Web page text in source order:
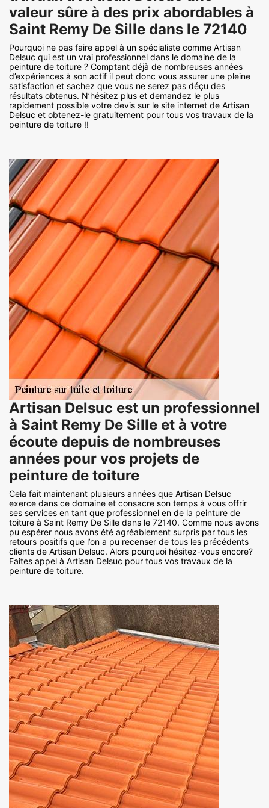
valeur sûre à des prix abordables à
Saint Remy De Sille dans le 72140
Pourquoi ne pas faire appel à un spécialiste comme Artisan
Delsuc qui est un vrai professionnel dans le domaine de la
peinture de toiture ? Comptant déjà de nombreuses années
d’expériences à son actif il peut donc vous assurer une pleine
satisfaction et sachez que vous ne serez pas déçu des
résultats obtenus. N’hésitez plus et demandez le plus
rapidement possible votre devis sur le site internet de Artisan
Delsuc et obtenez-le gratuitement pour tous vos travaux de la
peinture de toiture !!
Artisan Delsuc est un professionnel
à Saint Remy De Sille et à votre
écoute depuis de nombreuses
années pour vos projets de
peinture de toiture
Cela fait maintenant plusieurs années que Artisan Delsuc
exerce dans ce domaine et consacre son temps à vous offrir
ses services en tant que professionnel en de la peinture de
toiture à Saint Remy De Sille dans le 72140. Comme nous avons
pu espérer nous avons été agréablement surpris par tous les
retours positifs que l’on a pu recenser de tous les précédents
clients de Artisan Delsuc. Alors pourquoi hésitez-vous encore?
Faites appel à Artisan Delsuc pour tous vos travaux de la
peinture de toiture.